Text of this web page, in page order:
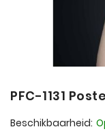
PFC-1131
Beschikbaarheid: